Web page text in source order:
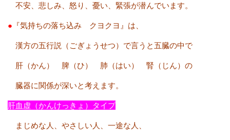
不安、悲しみ、怒り、憂い、緊張が潜んでいます。
● 『気持ちの落ち込み クヨクヨ』は、
漢方の五行説（ごぎょうせつ）で言うと五臓の中で
肝（かん） 脾（ひ） 肺（はい） 腎（じん）の
臓器に関係が深いと考えます。
肝血虚（かんけっきょ）タイプ
まじめな人、やさしい人、一途な人、